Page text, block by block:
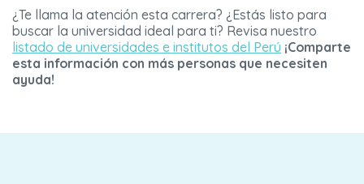
¿Te llama la atención esta carrera? ¿Estás listo para
buscar la universidad ideal para ti? Revisa nuestro
listado de universidades e institutos del Perú ¡Comparte
esta información con más personas que necesiten
ayuda!